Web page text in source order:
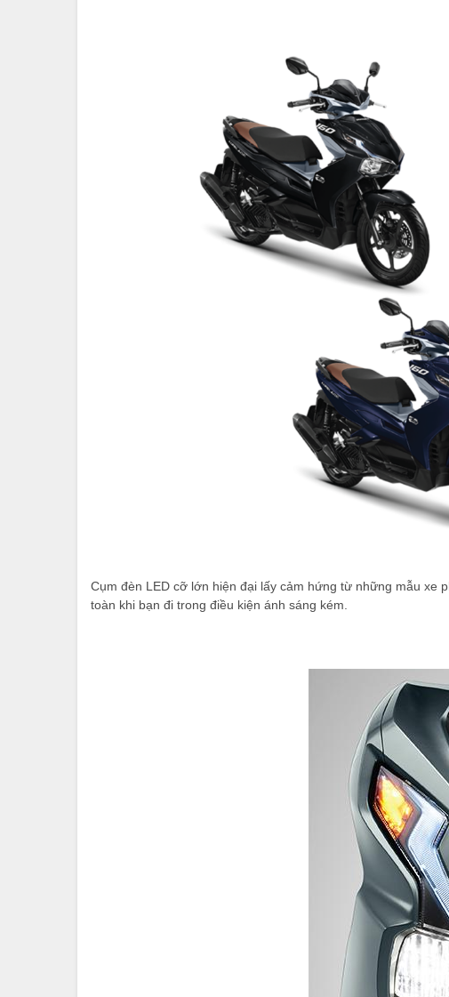
Cụm đèn LED cỡ lớn hiện đại lấy cảm hứng từ những mẫu xe
toàn khi bạn đi trong điều kiện ánh sáng kém.